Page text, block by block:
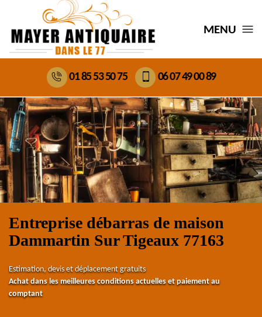
MENU
01 85 53 50 75 06 07 49 00 89
Entreprise débarras de maison
Dammartin Sur Tigeaux 77163
Estimation, devis et déplacement gratuits
Achat dans les meilleures conditions actuelles et paiement au
comptant